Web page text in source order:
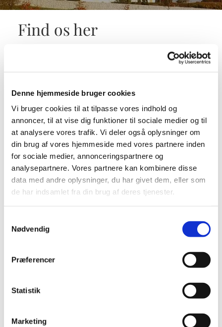
Denne hjemmeside bruger cookies
Vi bruger cookies til at tilpasse vores indhold og
annoncer, til at vise dig funktioner til sociale medier og til
at analysere vores trafik. Vi deler også oplysninger om
din brug af vores hjemmeside med vores partnere inden
for sociale medier, annonceringspartnere og
analysepartnere. Vores partnere kan kombinere disse
data med andre oplysninger, du har givet dem, eller som
de har indsamlet fra din brug af deres tjenester.
Nødvendig
Præferencer
Statistik
Marketing
Find os her
Asnæs Kirkevej 10,
mail-adresse:
asnaes.sogn@km.dk
(Ved personsager kontakt en af præsterne)
Se Asnæs Kirkes Facebooksite:
facebook.com/asnaeskirke